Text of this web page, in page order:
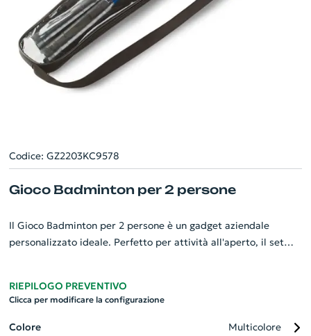
Codice: GZ2203KC9578
Gioco Badminton per 2 persone
Il Gioco Badminton per 2 persone è un gadget aziendale
personalizzato ideale. Perfetto per attività all'aperto, il set
la competizione divertente e sana. Ideale come omaggio per
compatte ed è facile da trasportare. Aggiungi la tua logo
RIEPILOGO PREVENTIVO
Clicca per modificare la configurazione
Colore Multicolore